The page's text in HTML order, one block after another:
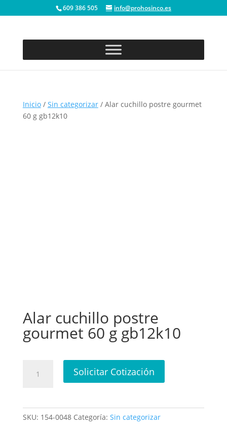
609 386 505 info@prohosinco.es
Inicio/ Sin categorizar/ Alar cuchillo postre gourmet
60 g gb12k10
Alar cuchillo postre
gourmet 60 g gb12k10
cuchillo
Solicitar Cotización
SKU: 154-0048 Categoría: Sin categorizar